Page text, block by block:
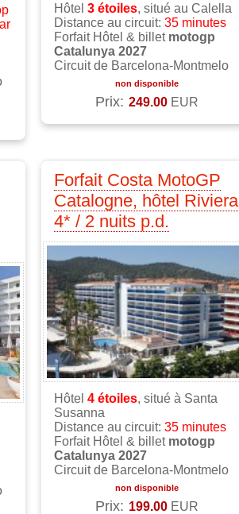
Hôtel 3 étoiles, situé au Calella
Distance au circuit: 35 minutes
Forfait Hôtel & billet motogp
Catalunya 2027
Circuit de Barcelona-Montmelo
non disponible
Prix: 249.00 EUR
Forfait Costa MotoGP
Catalogne, hôtel Riviera
4* / 2 nuits p.d.
Hôtel 4 étoiles, situé à Santa
Susanna
Distance au circuit: 35 minutes
Forfait Hôtel & billet motogp
Catalunya 2027
Circuit de Barcelona-Montmelo
non disponible
Prix: 199.00 EUR